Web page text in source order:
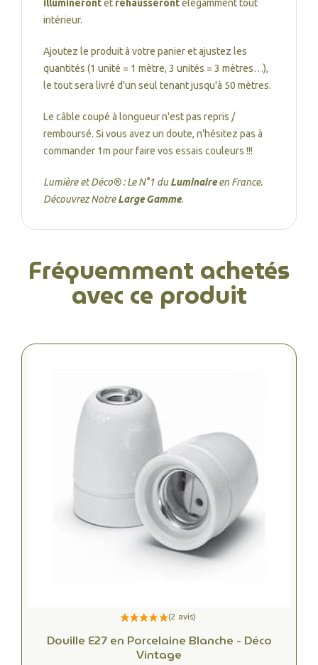
illuminerontet rehausserontélégamment tout
intérieur.
Ajoutez le produit à votre panier et ajustez les
quantités (1 unité = 1 mètre, 3 unités = 3 mètres…),
le tout sera livré d'un seul tenant jusqu'à 50 mètres.
Le câble coupé à longueur n'est pas repris /
remboursé. Si vous avez un doute, n'hésitez pas à
commander 1m pour faire vos essais couleurs !!!
Lumière et Déco® : Le N°1 duLuminaireen France.
Découvrez NotreLarge Gamme.
Fréquemment achetés
avec ce produit
Douille E27 en Porcelaine Blanche - Déco
Vintage